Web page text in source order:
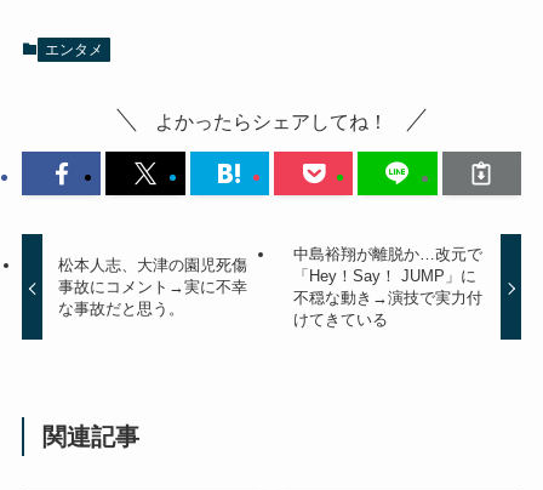
エンタメ
よかったらシェアしてね！
松本人志、大津の園児死傷
事故にコメント→実に不幸
な事故だと思う。
中島裕翔が離脱か…改元で
「Hey！Say！ JUMP」に
不穏な動き→演技で実力付
けてきている
関連記事